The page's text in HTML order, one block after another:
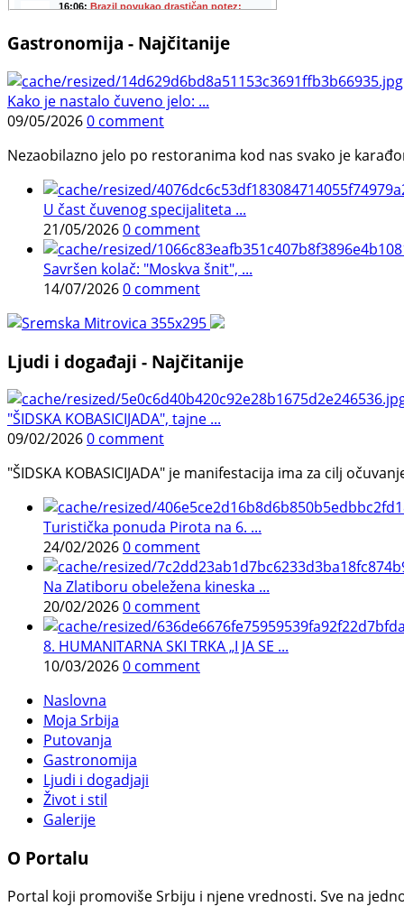
Gastronomija - Najčitanije
Kako je nastalo čuveno jelo: ...
09/05/20260 comment
Nezaobilazno jelo po restoranima kod nas svako je
U čast čuvenog specijaliteta ...
21/05/20260 comment
Savršen kolač: "Moskva šnit", ...
14/07/20260 comment
Ljudi i događaji - Najčitanije
"ŠIDSKA KOBASICIJADA", tajne ...
09/02/20260 comment
"ŠIDSKA KOBASICIJADA" je manifestacija ima za cilj
Turistička ponuda Pirota na 6. ...
24/02/20260 comment
Na Zlatiboru obeležena kineska ...
20/02/20260 comment
8. HUMANITARNA SKI TRKA „I JA SE ...
10/03/20260 comment
Naslovna
Moja Srbija
Putovanja
Gastronomija
Ljudi i dogadjaji
Život i stil
Galerije
O Portalu
Portal koji promoviše Srbiju i njene vrednosti. Sve na